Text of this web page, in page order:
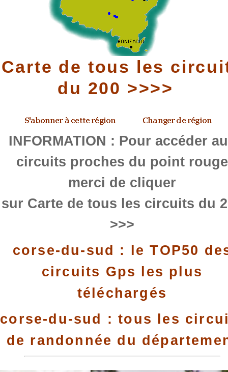
Carte de tous les
du 200 >>>>
INFORMATION : Pour accéder
circuits proches du point rouge
merci de cliquer
sur Carte de tous les circuits du
>>>
corse-du-sud : le TOP50
circuits Gps les plus
téléchargés
corse-du-sud : tous les
de randonnée du